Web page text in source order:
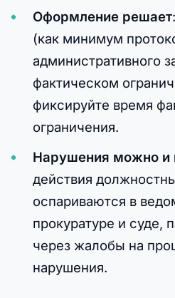
Оформление решает
(как минимум
административного
фактическом
фиксируйте время
ограничения.
Нарушения можно и
действия
оспариваются в
прокуратуре и суде,
через жалобы на
нарушения.